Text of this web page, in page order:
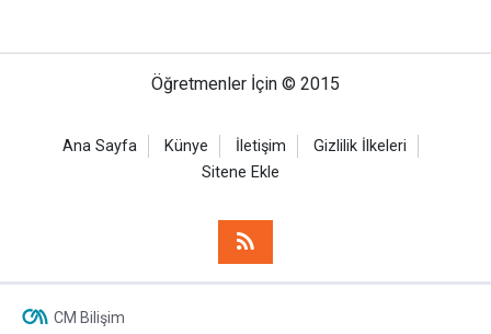
Öğretmenler İçin © 2015
Ana Sayfa Künye İletişim
Gizlilik İlkeleri
Sitene Ekle
CM Bilişim